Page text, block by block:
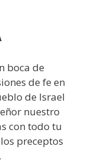
boca de
de fe en
de Israel
nuestro
con todo tu
preceptos